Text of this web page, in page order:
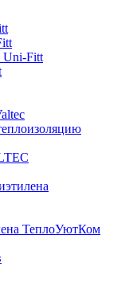
Uni-Fitt
ТеплоУютКом